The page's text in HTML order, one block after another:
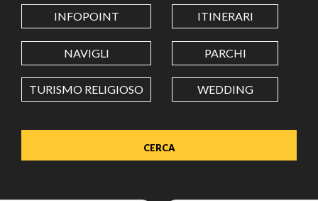
LONGITUDINE
Value in decimal degrees. Use dot (.) as decimal separator.
INFOPOINT ITINERARI
NAVIGLI PARCHI
TURISMO RELIGIOSO WEDDING